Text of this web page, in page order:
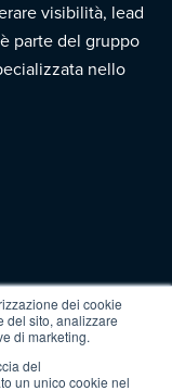
dei cookie
del sito, analizzare
di marketing.
del
un unico cookie nel
visibilità, lead
parte del gruppo
nello
|